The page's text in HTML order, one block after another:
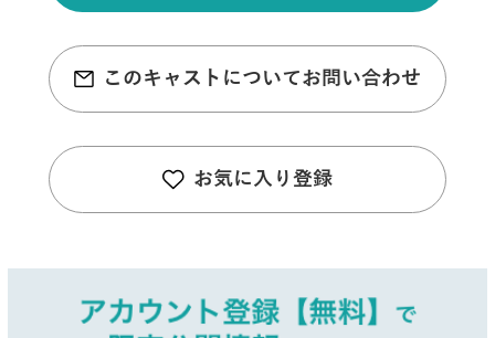
このキャストについてお問い合わせ
お気に入り登録